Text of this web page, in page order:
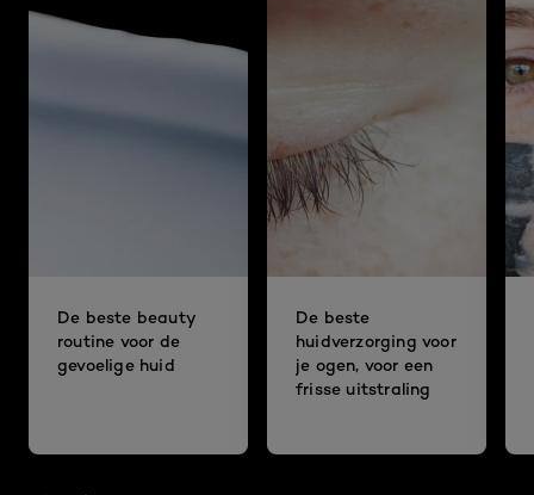
De beste beauty
routine voor de
gevoelige huid
De beste
huidverzorging voor
je ogen, voor een
frisse uitstraling